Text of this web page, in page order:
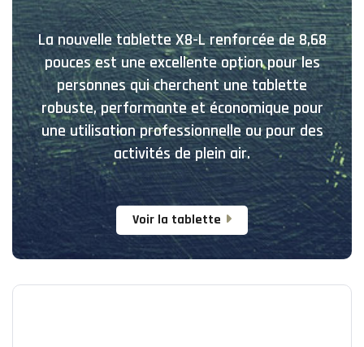
La nouvelle tablette X8-L renforcée de 8,68
pouces est une excellente option pour les
personnes qui cherchent une tablette
robuste, performante et économique pour
une utilisation professionnelle ou pour des
activités de plein air.
Voir la tablette